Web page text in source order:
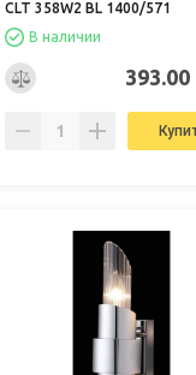
CLT 358W2 BL 1400/571
В наличии
393.00